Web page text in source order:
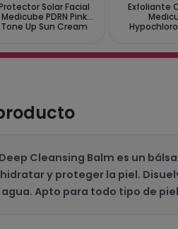
Solar Facial
Medicube PDRN Pink
Tone Up Sun Cream
Exfoliante
Cleansing Balm es un
y proteger la piel.
Apto para todo tipo de